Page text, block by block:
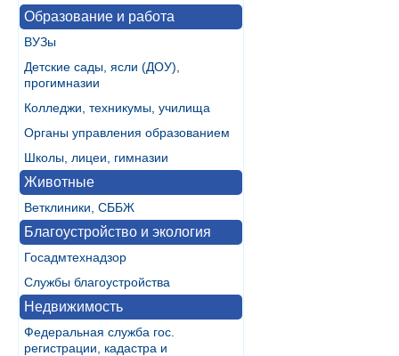
Образование и работа
ВУЗы
Детские сады, ясли (ДОУ),
прогимназии
Колледжи, техникумы, училища
Органы управления образованием
Школы, лицеи, гимназии
Животные
Ветклиники, СББЖ
Благоустройство и экология
Госадмтехнадзор
Службы благоустройства
Недвижимость
Федеральная служба гос.
регистрации, кадастра и